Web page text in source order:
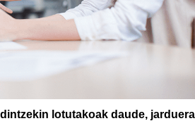
lotutakoak daude,